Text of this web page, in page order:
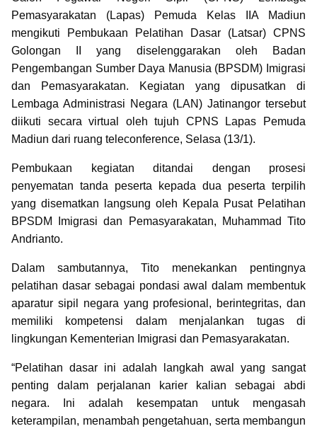
Pemasyarakatan (Lapas) Pemuda Kelas IIA Madiun
mengikuti Pembukaan Pelatihan Dasar (Latsar) CPNS
Golongan II yang diselenggarakan oleh Badan
Pengembangan Sumber Daya Manusia (BPSDM) Imigrasi
dan Pemasyarakatan. Kegiatan yang dipusatkan di
Lembaga Administrasi Negara (LAN) Jatinangor tersebut
diikuti secara virtual oleh tujuh CPNS Lapas Pemuda
Madiun dari ruang teleconference, Selasa (13/1).
Pembukaan kegiatan ditandai dengan prosesi
penyematan tanda peserta kepada dua peserta terpilih
yang disematkan langsung oleh Kepala Pusat Pelatihan
BPSDM Imigrasi dan Pemasyarakatan, Muhammad Tito
Andrianto.
Dalam sambutannya, Tito menekankan pentingnya
pelatihan dasar sebagai pondasi awal dalam membentuk
aparatur sipil negara yang profesional, berintegritas, dan
memiliki kompetensi dalam menjalankan tugas di
lingkungan Kementerian Imigrasi dan Pemasyarakatan.
“Pelatihan dasar ini adalah langkah awal yang sangat
penting dalam perjalanan karier kalian sebagai abdi
negara. Ini adalah kesempatan untuk mengasah
keterampilan, menambah pengetahuan, serta membangun